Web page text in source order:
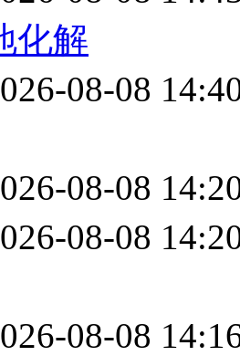
化解
08-08
08-08
08-08
08-08